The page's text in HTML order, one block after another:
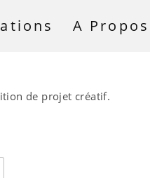
A Propos
de projet créatif.